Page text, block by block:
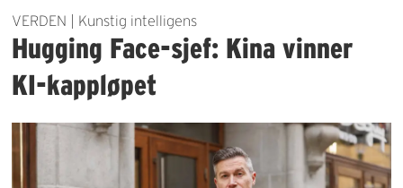
VERDEN | Kunstig intelligens
Hugging Face-sjef: Kina vinner
KI-kappløpet